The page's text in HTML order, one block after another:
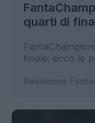
quarti di
finale: ecco le